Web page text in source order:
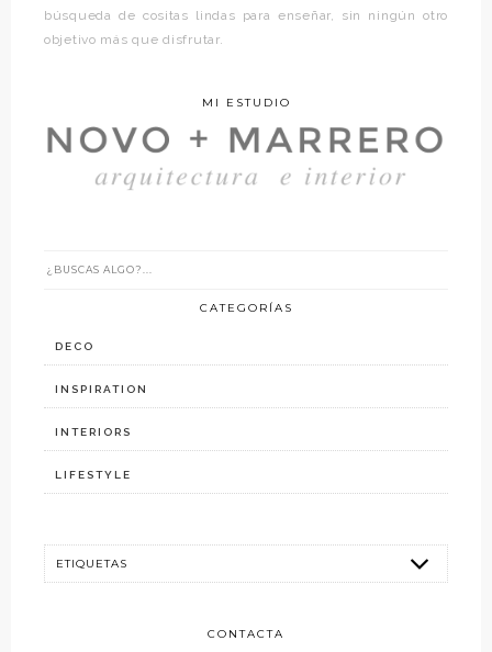
búsqueda de cositas lindas para enseñar, sin ningún otro
objetivo más que disfrutar.
MI ESTUDIO
CATEGORÍAS
DECO
INSPIRATION
INTERIORS
LIFESTYLE
CONTACTA